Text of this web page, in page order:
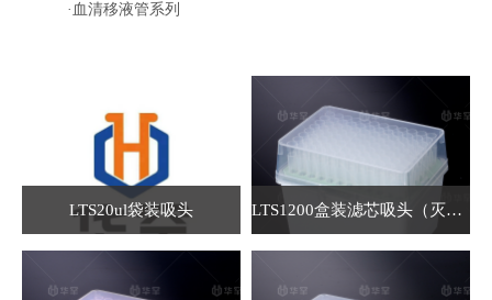
·血清移液管系列
LTS20ul袋装吸头 LTS1200盒装滤芯吸头（灭菌）